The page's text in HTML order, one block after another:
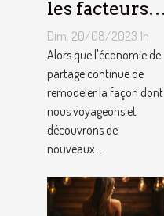
les facteurs
qui sous-
tendent la
tarification
des services
de
conciergerie
Dim. 20/08/2023 1h
Alors que l'économie de
partage continue de
remodeler la façon dont
nous voyageons et
découvrons de
nouveaux...